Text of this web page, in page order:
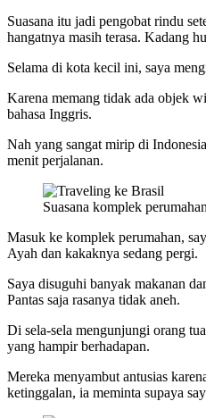
Suasana itu jadi pengobat rindu
hangatnya masih terasa. Kadang
Selama di kota kecil ini, saya
Karena memang tidak ada objek
bahasa Inggris.
Nah yang sangat mirip di
menit perjalanan.
Suasana komplek
Masuk ke komplek perumahan,
Ayah dan kakaknya sedang pergi.
Saya disuguhi banyak makanan
Pantas saja rasanya tidak aneh.
Di sela-sela mengunjungi orang
yang hampir berhadapan.
Mereka menyambut antusias
ketinggalan, ia meminta supaya